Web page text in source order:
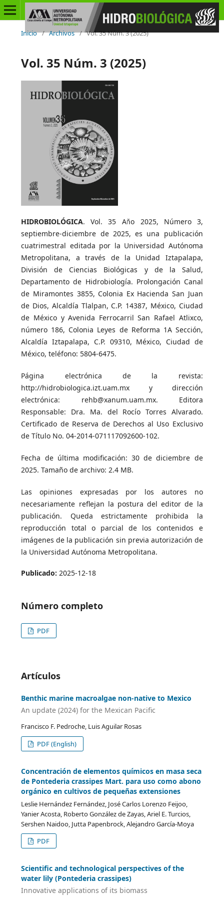
Inicio / Archivos / Vol. 35 Núm. 3 (2025)
Vol. 35 Núm. 3 (2025)
HIDROBIOLÓGICA. Vol. 35 Año 2025, Número 3,
septiembre-diciembre de 2025, es una publicación
cuatrimestral editada por la Universidad Autónoma
Metropolitana, a través de la Unidad Iztapalapa,
División de Ciencias Biológicas y de la Salud,
Departamento de Hidrobiología. Prolongación Canal
de Miramontes 3855, Colonia Ex Hacienda San Juan
de Dios, Alcaldía Tlalpan, C.P. 14387, México, Ciudad
de México y Avenida Ferrocarril San Rafael Atlixco,
número 186, Colonia Leyes de Reforma 1A Sección,
Alcaldía Iztapalapa, C.P. 09310, México, Ciudad de
México, teléfono: 5804-6475.
Página electrónica de la revista:
http://hidrobiologica.izt.uam.mx y dirección
electrónica: rehb@xanum.uam.mx. Editora
Responsable: Dra. Ma. del Rocío Torres Alvarado.
Certificado de Reserva de Derechos al Uso Exclusivo
de Título No. 04-2014-071117092600-102.
Fecha de última modificación: 30 de diciembre de
2025. Tamaño de archivo: 2.4 MB.
Las opiniones expresadas por los autores no
necesariamente reflejan la postura del editor de la
publicación. Queda estrictamente prohibida la
reproducción total o parcial de los contenidos e
imágenes de la publicación sin previa autorización de
la Universidad Autónoma Metropolitana.
Publicado:2025-12-18
Número completo
PDF
Artículos
Benthic marine macroalgae non-native to Mexico
An update (2024) for the Mexican Pacific
Francisco F. Pedroche, Luis Aguilar Rosas
PDF (English)
Concentración de elementos químicos en masa seca
de Pontederia crassipes Mart. para uso como abono
orgánico en cultivos de pequeñas extensiones
Leslie Hernández Fernández, José Carlos Lorenzo Feijoo,
Yanier Acosta, Roberto González de Zayas, Ariel E. Turcios,
Sershen Naidoo, Jutta Papenbrock, Alejandro García-Moya
PDF
Scientific and technological perspectives of the
water lily (Pontederia crassipes)
Innovative applications of its biomass